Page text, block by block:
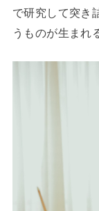
で研究して突き
うものが生まれ